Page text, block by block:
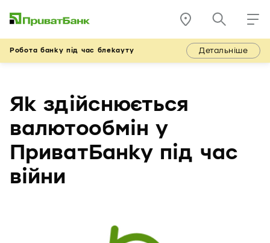
Робота банку під час блекауту Детальніше
Як здійснюється
валютообмін у
ПриватБанку під час
війни